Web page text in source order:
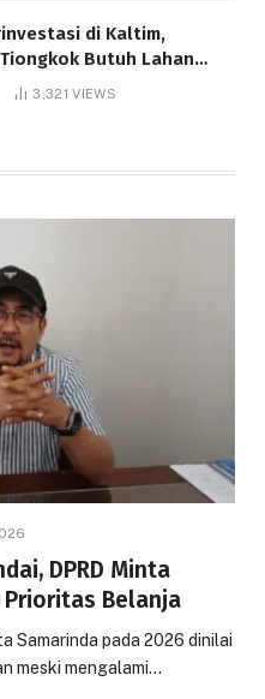
di Kaltim,
Butuh Lahan
3,321VIEWS
DPRD Minta
Belanja
Samarinda pada 2026 dinilai
meski mengalami…